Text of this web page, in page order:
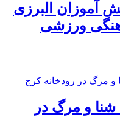
آموزان البرزی
ورزشی
شنا و مرگ در